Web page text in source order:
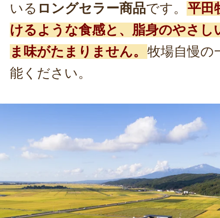
いる ロングセラー商品です。 平田
けるような食感と、脂身のやさし
ま味がたまりません。 牧場自慢の
能ください。